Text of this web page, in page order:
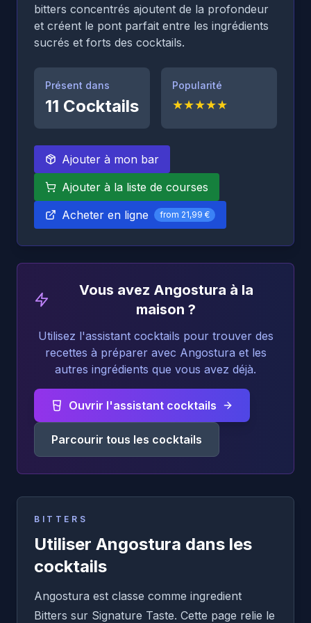
bitters concentrés ajoutent de la profondeur
et créent le pont parfait entre les ingrédients
sucrés et forts des cocktails.
Présent dans
11 Cocktails
Popularité
★★★★★
Ajouter à mon bar
Ajouter à la liste de courses
Acheter en ligne
from 21,99 €
Vous avez Angostura à la
maison ?
Utilisez l'assistant cocktails pour trouver des
recettes à préparer avec Angostura et les
autres ingrédients que vous avez déjà.
Ouvrir l'assistant cocktails
Parcourir tous les cocktails
BITTERS
Utiliser Angostura dans les
cocktails
Angostura est classe comme ingredient
Bitters sur Signature Taste. Cette page relie le